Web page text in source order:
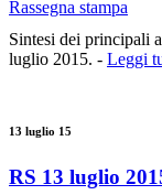
Rassegna stampa
Sintesi dei principali
luglio 2015. - Leggi
13 luglio 15
RS 13 luglio